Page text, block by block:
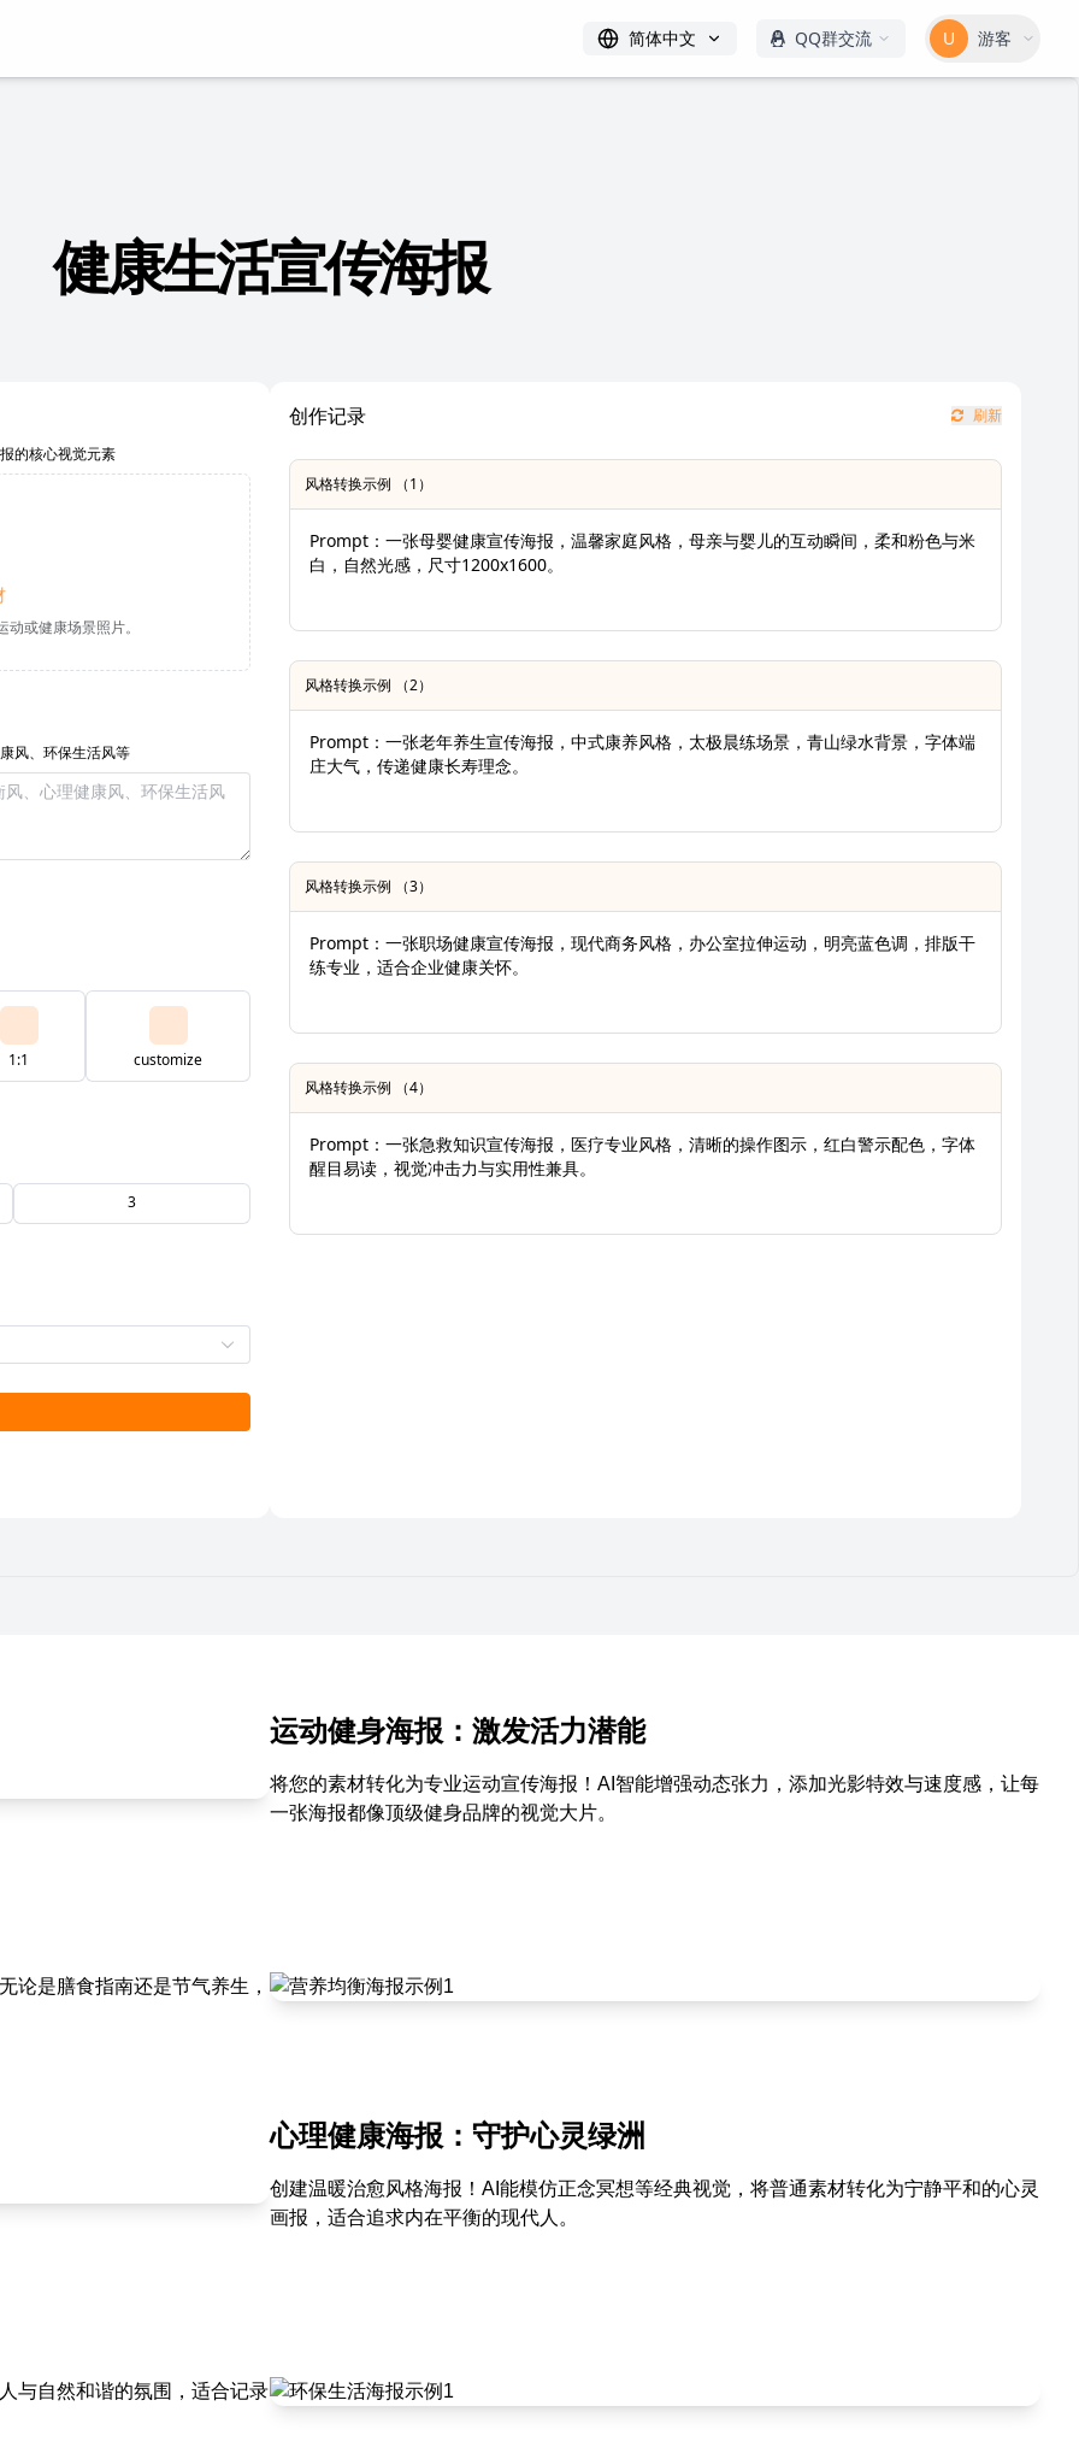
简体中文 QQ群交流 U 游客
健康生活宣传海报
的核心视觉元素
或健康场景照片。
风、环保生活风等
1:1 customize
3
创作记录 刷新
风格转换示例 （1）
Prompt：一张母婴健康宣传海报，温馨家庭风格，母亲与婴儿的互动瞬间，柔和粉色与米
白，自然光感，尺寸1200x1600。
风格转换示例 （2）
Prompt：一张老年养生宣传海报，中式康养风格，太极晨练场景，青山绿水背景，字体端
庄大气，传递健康长寿理念。
风格转换示例 （3）
Prompt：一张职场健康宣传海报，现代商务风格，办公室拉伸运动，明亮蓝色调，排版干
练专业，适合企业健康关怀。
风格转换示例 （4）
Prompt：一张急救知识宣传海报，医疗专业风格，清晰的操作图示，红白警示配色，字体
醒目易读，视觉冲击力与实用性兼具。
运动健身海报：激发活力潜能
将您的素材转化为专业运动宣传海报！AI智能增强动态张力，添加光影特效与速度感，让每
一张海报都像顶级健身品牌的视觉大片。
论是膳食指南还是节气养生，
心理健康海报：守护心灵绿洲
创建温暖治愈风格海报！AI能模仿正念冥想等经典视觉，将普通素材转化为宁静平和的心灵
画报，适合追求内在平衡的现代人。
与自然和谐的氛围，适合记录